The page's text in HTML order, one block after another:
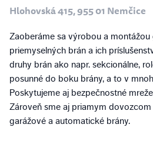
Hlohovská 415, 955 01 Nemčice
Zaoberáme sa výrobou a montážou
priemyselných brán a ich
druhy brán ako napr. sekcionálne,
posunné do boku brány, a to v
Poskytujeme aj bezpečnostné
Zároveň sme aj priamym
garážové a automatické brány.